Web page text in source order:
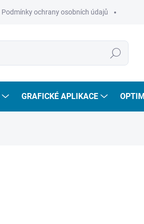
Podmínky ochrany osobních údajů
Hledat
GRAFICKÉ APLIKACE